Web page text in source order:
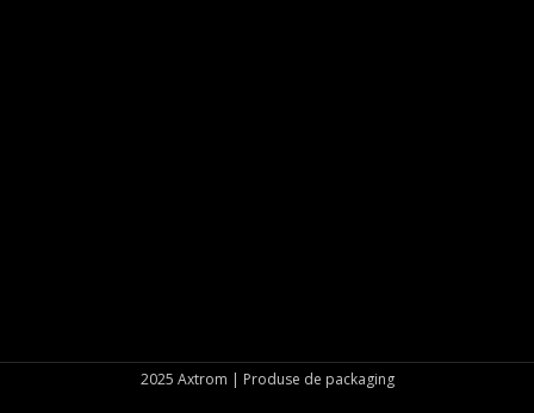
2025 Axtrom | Produse de packaging